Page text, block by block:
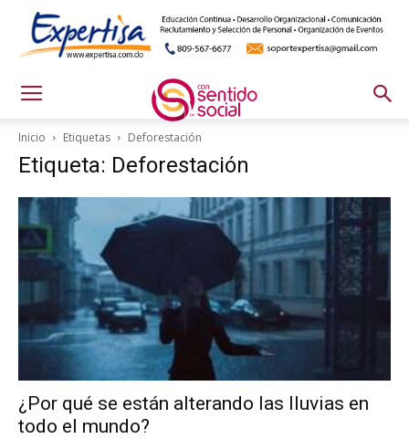
Inicio Etiquetas Deforestación
Etiqueta: Deforestación
¿Por qué se están alterando las lluvias en
todo el mundo?